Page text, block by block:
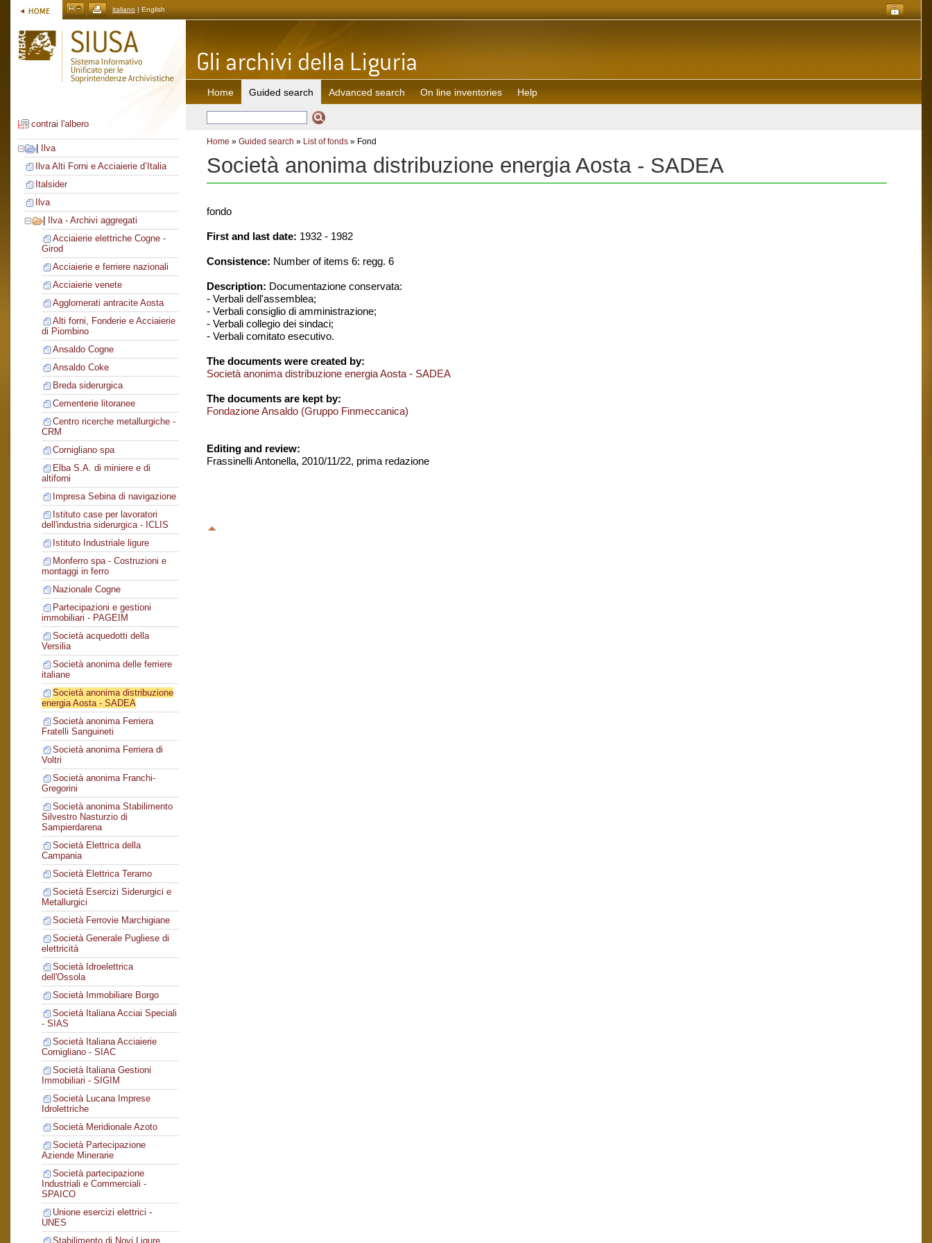
italiano | English
contrai l'albero
Ilva
Ilva Alti Forni e Acciaierie d’Italia
Italsider
Ilva
Ilva - Archivi aggregati
Acciaierie elettriche Cogne -
Girod
Acciaierie e ferriere nazionali
Acciaierie venete
Agglomerati antracite Aosta
Alti forni, Fonderie e Acciaierie
di Piombino
Ansaldo Cogne
Ansaldo Coke
Breda siderurgica
Cementerie litoranee
Centro ricerche metallurgiche -
CRM
Cornigliano spa
Elba S.A. di miniere e di
altiforni
Impresa Sebina di navigazione
Istituto case per lavoratori
dell'industria siderurgica - ICLIS
Istituto Industriale ligure
Monferro spa - Costruzioni e
montaggi in ferro
Nazionale Cogne
Partecipazioni e gestioni
immobiliari - PAGEIM
Società acquedotti della
Versilia
Società anonima delle ferriere
italiane
Società anonima distribuzione
energia Aosta - SADEA
Società anonima Ferriera
Fratelli Sanguineti
Società anonima Ferriera di
Voltri
Società anonima Franchi-
Gregorini
Società anonima Stabilimento
Silvestro Nasturzio di
Sampierdarena
Società Elettrica della
Campania
Società Elettrica Teramo
Società Esercizi Siderurgici e
Metallurgici
Società Ferrovie Marchigiane
Società Generale Pugliese di
elettricità
Società Idroelettrica
dell'Ossola
Società Immobiliare Borgo
Società Italiana Acciai Speciali
- SIAS
Società Italiana Acciaierie
Cornigliano - SIAC
Società Italiana Gestioni
Immobiliari - SIGIM
Società Lucana Imprese
Idrolettriche
Società Meridionale Azoto
Società Partecipazione
Aziende Minerarie
Società partecipazione
Industriali e Commerciali -
SPAICO
Unione esercizi elettrici -
UNES
Stabilimento di Novi Ligure
Home Guided search Advanced search On line inventories Help
Home » Guided search » List of fonds » Fond
Società anonima distribuzione energia Aosta - SADEA
fondo
First and last date: 1932 - 1982
Consistence: Number of items 6: regg. 6
Description: Documentazione conservata:
- Verbali dell'assemblea;
- Verbali consiglio di amministrazione;
- Verbali collegio dei sindaci;
- Verbali comitato esecutivo.
The documents were created by:
Società anonima distribuzione energia Aosta - SADEA
The documents are kept by:
Fondazione Ansaldo (Gruppo Finmeccanica)
Editing and review:
Frassinelli Antonella, 2010/11/22, prima redazione